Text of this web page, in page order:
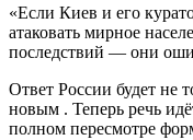
«Если Киев и его
атаковать мирное
последствий — они
Ответ России будет
новым . Теперь речь
полном пересмотре